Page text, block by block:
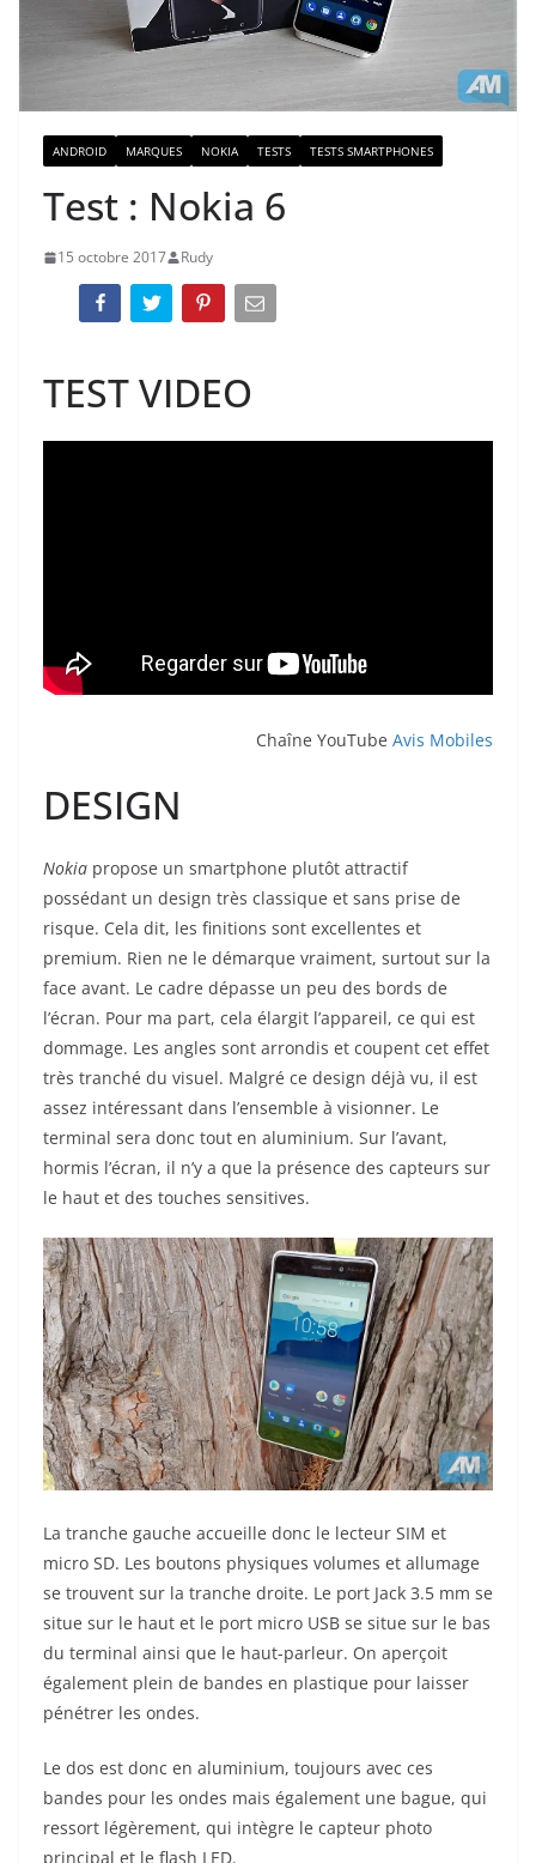
ANDROID MARQUES NOKIA TESTS TESTS SMARTPHONES
Test : Nokia 6
15 octobre 2017 Rudy
TEST VIDEO
Chaîne YouTube Avis Mobiles
DESIGN
Nokia propose un smartphone plutôt attractif
possédant un design très classique et sans prise de
risque. Cela dit, les finitions sont excellentes et
premium. Rien ne le démarque vraiment, surtout sur la
face avant. Le cadre dépasse un peu des bords de
l’écran. Pour ma part, cela élargit l’appareil, ce qui est
dommage. Les angles sont arrondis et coupent cet effet
très tranché du visuel. Malgré ce design déjà vu, il est
assez intéressant dans l’ensemble à visionner. Le
terminal sera donc tout en aluminium. Sur l’avant,
hormis l’écran, il n’y a que la présence des capteurs sur
le haut et des touches sensitives.
La tranche gauche accueille donc le lecteur SIM et
micro SD. Les boutons physiques volumes et allumage
se trouvent sur la tranche droite. Le port Jack 3.5 mm se
situe sur le haut et le port micro USB se situe sur le bas
du terminal ainsi que le haut-parleur. On aperçoit
également plein de bandes en plastique pour laisser
pénétrer les ondes.
Le dos est donc en aluminium, toujours avec ces
bandes pour les ondes mais également une bague, qui
ressort légèrement, qui intègre le capteur photo
principal et le flash LED.